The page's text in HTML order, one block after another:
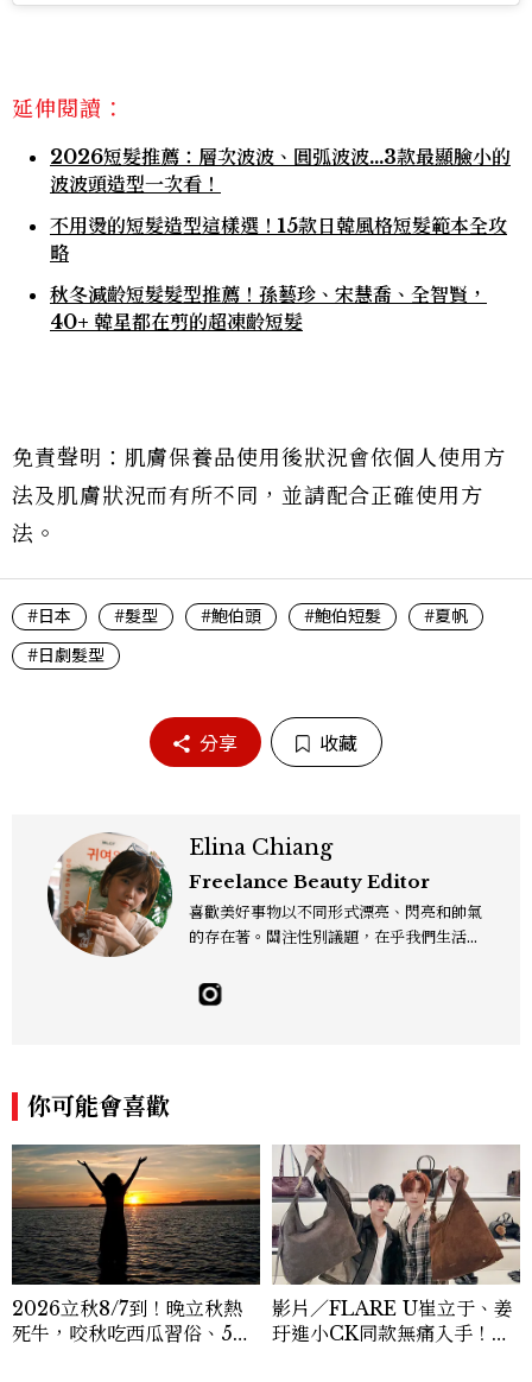
延伸閱讀：
2026短髮推薦：層次波波、圓弧波波…3款最顯臉小的
波波頭造型一次看！
不用燙的短髮造型這樣選！15款日韓風格短髮範本全攻
略
秋冬減齡短髮髮型推薦！孫藝珍、宋慧喬、全智賢，
40+ 韓星都在剪的超凍齡短髮
免責聲明：肌膚保養品使用後狀況會依個人使用方
法及肌膚狀況而有所不同，並請配合正確使用方
法。
#日本 #髮型 #鮑伯頭 #鮑伯短髮
#夏帆
#日劇髮型
分享 收藏
Elina Chiang
Freelance Beauty Editor
喜歡美好事物以不同形式漂亮、閃亮和帥氣
的存在著。關注性別議題，在乎我們生活的
民！Instagram：hanyunc／Contac
t：elina.chiang.work@gmail.com
你可能會喜歡
2026立秋8/7到！晚立秋熱
死牛，咬秋吃西瓜習俗、5大
影片／FLARE U崔立于、姜
玗進小CK同款無痛入手！身